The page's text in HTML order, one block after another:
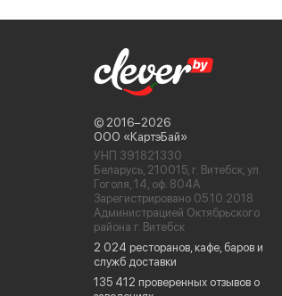
© 2016−2026
ООО «КартэБай»
УНП 391821330
Беларусь, 210015, г. Витебск, ул.
Гоголя, 14, оф. 804А
Зарегистрировано 05.10.2018
Администрацией Октябрьского
района г. Витебск
2 024 ресторанов, кафе, баров и
служб доставки
135 412 проверенных отзывов о